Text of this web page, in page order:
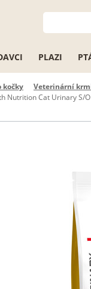
PLAZI
kočky
Veterinární
Nutrition Cat Urinary